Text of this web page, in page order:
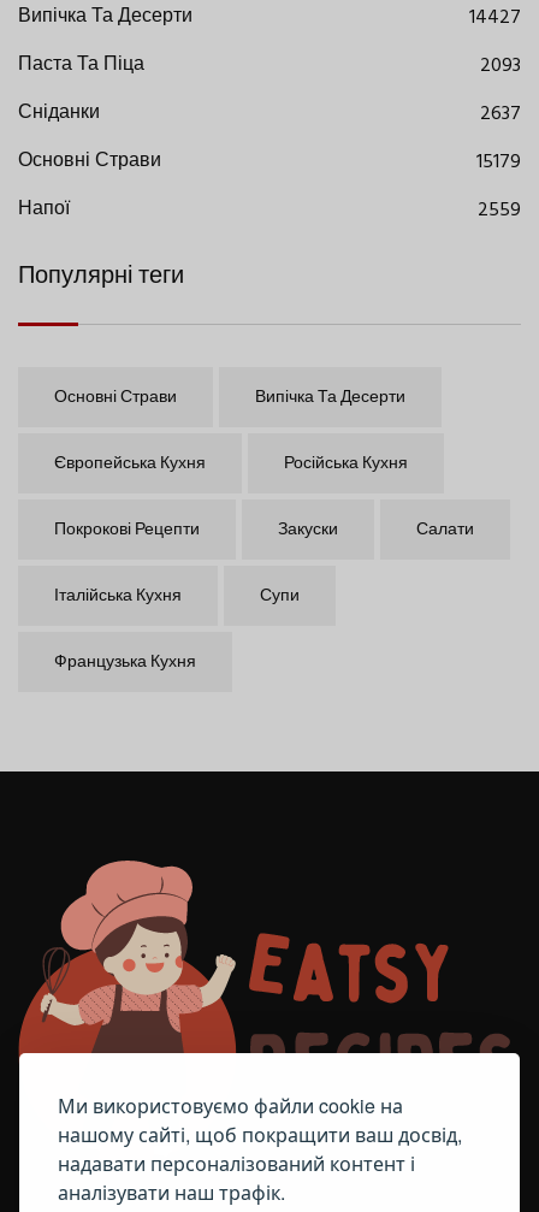
Ми використовуємо файли cookie на
нашому сайті, щоб покращити ваш досвід,
надавати персоналізований контент і
аналізувати наш трафік.
Випічка Та Десерти
14427
Паста Та Піца
2093
Сніданки
2637
Основні Страви
15179
Напої
2559
Популярні теги
Основні Страви Випічка Та Десерти
Європейська Кухня Російська Кухня
Покрокові Рецепти Закуски Салати
Італійська Кухня Супи
Французька Кухня